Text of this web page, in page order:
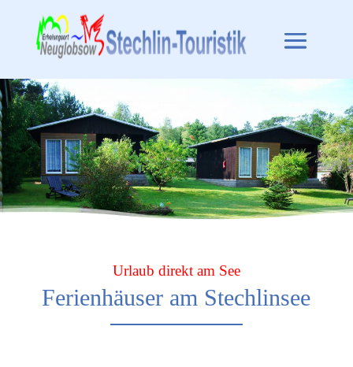
Urlaub direkt am See
Ferienhäuser am Stechlinsee